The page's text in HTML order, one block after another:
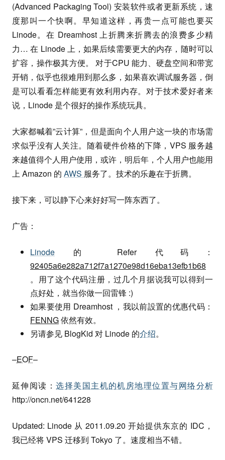
(Advanced Packaging Tool) 安装软件或者更新系统，速
度那叫一个快啊。早知道这样，再贵一点可能也要买
Linode。在 Dreamhost 上折腾来折腾去的浪费多少精
力… 在 Linode 上，如果后续需要更大的内存，随时可以
扩容，操作极其方便。 对于CPU 能力、硬盘空间和带宽
开销，似乎也很难用到那么多，如果喜欢调试服务器，倒
是可以看看怎样能更有效利用内存。对于技术爱好者来
说，Linode 是个很好的操作系统玩具。
大家都喊着”云计算”，但是面向个人用户这一块的市场需
求似乎没有人关注。随着硬件价格的下降，VPS 服务越
来越值得个人用户使用，或许，明后年，个人用户也能用
上 Amazon 的 AWS 服务了。技术的乐趣在于折腾。
接下来，可以静下心来好好写一阵东西了。
广告：
Linode 的 Refer 代码：
92405a6e282a712f7a1270e98d16eba13efb1b68
。用了这个代码注册，过几个月据说我可以得到一
点好处，就当你做一回雷锋 :)
如果要使用 Dreamhost ，我以前設置的优惠代码：
FENNG依然有效。
另请参见 BlogKid 对 Linode 的介绍。
–EOF–
延伸阅读：选择美国主机的机房地理位置与网络分析
http://oncn.net/641228
Updated: Linode 从 2011.09.20 开始提供东京的 IDC，
我已经将 VPS 迁移到 Tokyo 了。速度相当不错。